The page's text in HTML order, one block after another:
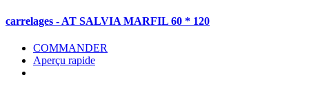
carrelages - AT SALVIA MARFIL 60 * 120
COMMANDER
Aperçu rapide